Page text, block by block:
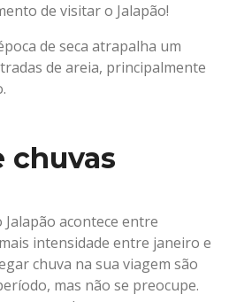
de visitar o Jalapão!
de seca atrapalha um
de areia, principalmente
chuvas
acontece entre
intensidade entre janeiro e
chuva na sua viagem são
mas não se preocupe.